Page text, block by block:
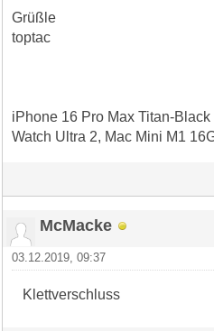
Grüßle
toptac
iPhone 16 Pro Max Titan-
Watch Ultra 2, Mac Mini M1
McMacke
03.12.2019, 09:37
Klettverschluss